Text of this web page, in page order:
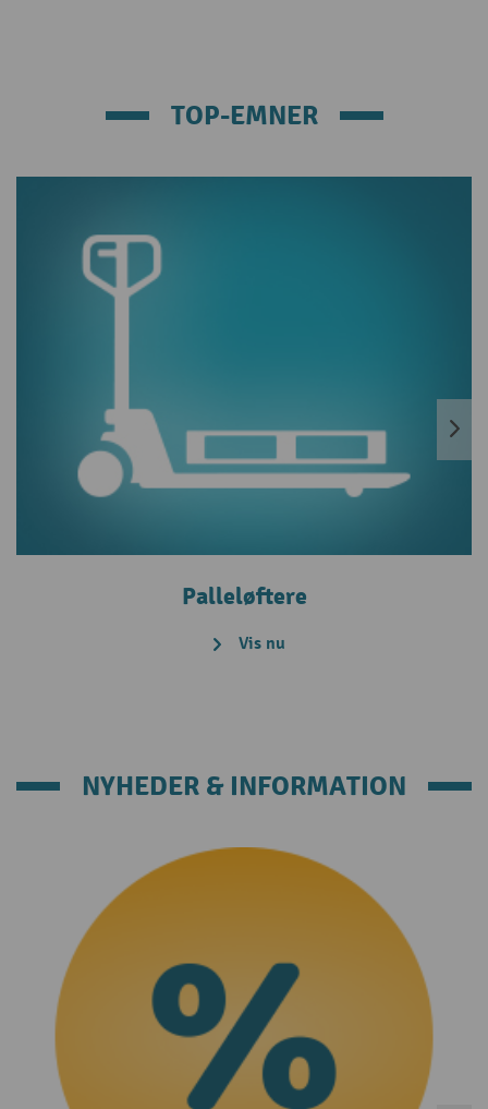
TOP-EMNER
Palleløftere
Vis nu
NYHEDER & INFORMATION